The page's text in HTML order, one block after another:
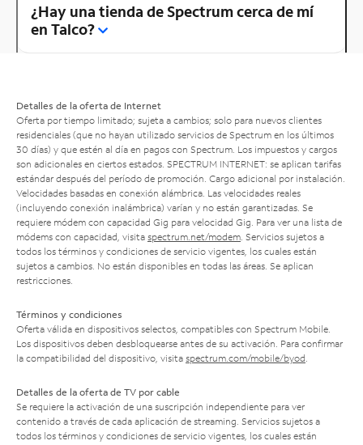
¿Hay una tienda de Spectrum cerca de mí
en Talco?
Detalles de la oferta de Internet
Oferta por tiempo limitado; sujeta a cambios; solo para nuevos clientes
residenciales (que no hayan utilizado servicios de Spectrum en los últimos
30 días) y que estén al día en pagos con Spectrum. Los impuestos y cargos
son adicionales en ciertos estados. SPECTRUM INTERNET: se aplican tarifas
estándar después del período de promoción. Cargo adicional por instalación.
Velocidades basadas en conexión alámbrica. Las velocidades reales
(incluyendo conexión inalámbrica) varían y no están garantizadas. Se
requiere módem con capacidad Gig para velocidad Gig. Para ver una lista de
módems con capacidad, visita spectrum.net/modem . Servicios sujetos a
todos los términos y condiciones de servicio vigentes, los cuales están
sujetos a cambios. No están disponibles en todas las áreas. Se aplican
restricciones.
Términos y condiciones
Oferta válida en dispositivos selectos, compatibles con Spectrum Mobile.
Los dispositivos deben desbloquearse antes de su activación. Para confirmar
la compatibilidad del dispositivo, visita spectrum.com/mobile/byod
Detalles de la oferta de TV por cable
Se requiere la activación de una suscripción independiente para ver
contenido a través de cada aplicación de streaming. Servicios sujetos a
todos los términos y condiciones de servicio vigentes, los cuales están